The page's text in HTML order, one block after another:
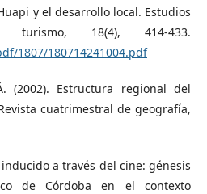
y el desarrollo local. Estudios
18(4), 414-433.
1807/180714241004.pdf
(2002). Estructura regional del
cuatrimestral de geografía,
inducido a través del cine: génesis
de Córdoba en el contexto